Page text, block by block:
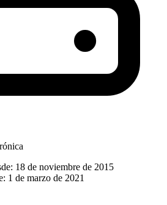
18 de noviembre de 2015
1 de marzo de 2021